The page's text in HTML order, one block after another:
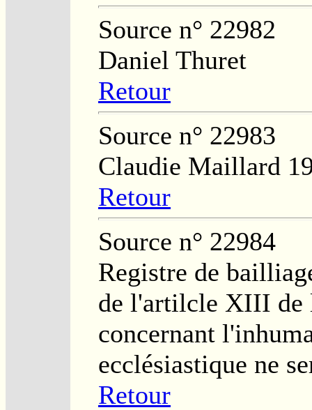
Source n° 22982
Daniel Thuret
Retour
Source n° 22983
Claudie Maillard
Retour
Source n° 22984
Registre de
de l'artilcle XIII de
concernant
ecclésiastique ne
Retour